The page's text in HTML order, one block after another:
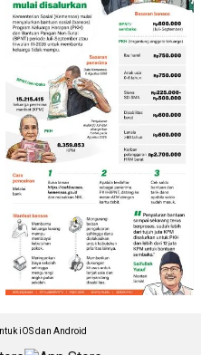
iOS dan Android